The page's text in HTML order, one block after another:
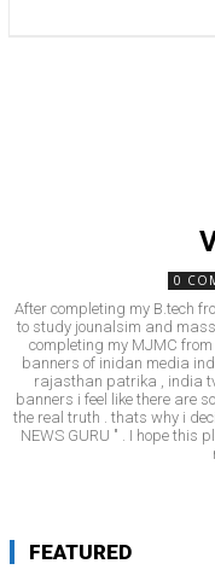
0
After completing my B.tech
to study jounalsim and
completing my MJMC
banners of inidan media
rajasthan patrika , india
banners i feel like there are
the real truth . thats why i
NEWS GURU " . I hope this
FEATURED